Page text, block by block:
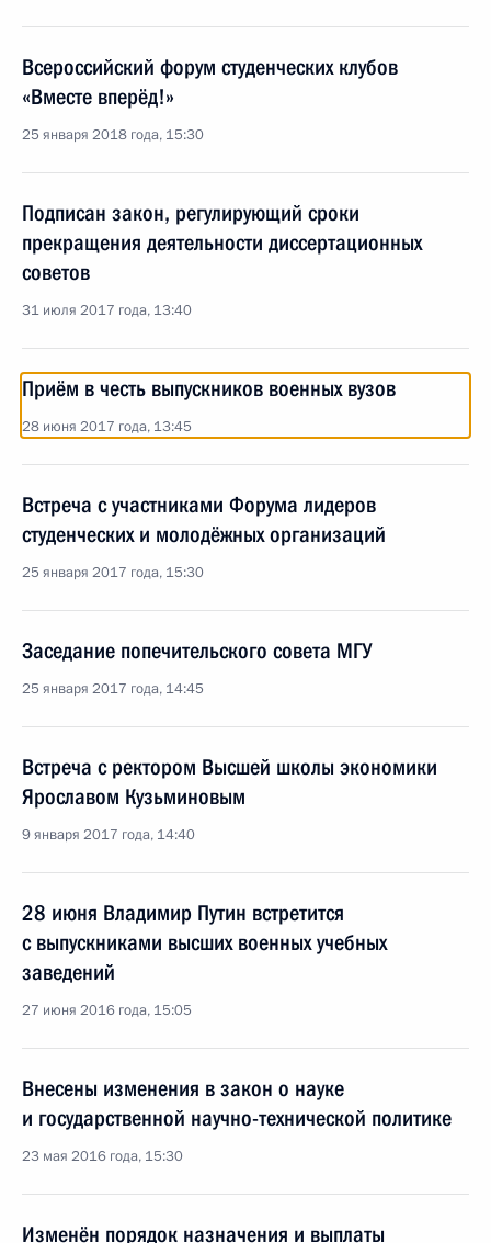
Всероссийский форум студенческих клубов
«Вместе вперёд!»
25 января 2018 года, 15:30
Подписан закон, регулирующий сроки
прекращения деятельности диссертационных
советов
31 июля 2017 года, 13:40
Приём в честь выпускников военных вузов
28 июня 2017 года, 13:45
Встреча с участниками Форума лидеров
студенческих и молодёжных организаций
25 января 2017 года, 15:30
Заседание попечительского совета МГУ
25 января 2017 года, 14:45
Встреча с ректором Высшей школы экономики
Ярославом Кузьминовым
9 января 2017 года, 14:40
28 июня Владимир Путин встретится
с выпускниками высших военных учебных
заведений
27 июня 2016 года, 15:05
Внесены изменения в закон о науке
и государственной научно-технической политике
23 мая 2016 года, 15:30
Изменён порядок назначения и выплаты